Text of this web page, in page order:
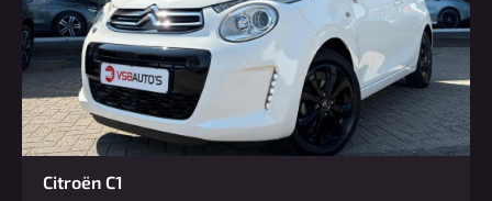
Citroën C1